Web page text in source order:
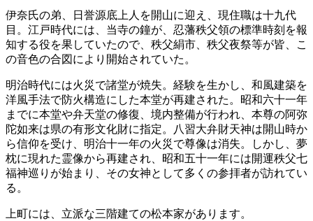
伊奈氏の弟、日誉源底上人を開山に迎え、現住職は十九代
目。江戸時代には、当寺の鐘が、忍藩秩父領の標準時刻を報
知する役を果していたので、秩父絹市、秩父夜祭等が皆、こ
の音色の合図により開始されていた。
明治時代には火災で諸堂が焼失。経験を生かし、和風建築を
洋風手法で防火構造にした本堂が再建された。昭和六十一年
までに本堂や弁天堂の修復、境内整備が行われ、本尊の阿弥
陀如来は県の有形文化財に指定。八習大弁財天神は開山時か
ら信仰を受け、明治十一年の火災で尊像は消失。しかし、夢
枕に現れた霊像から再建され、昭和五十一年には開運秩父七
福神巡りが始まり、その女神として多くの参拝者が訪れてい
る。
上町には、立派な三階建ての松本家があります。